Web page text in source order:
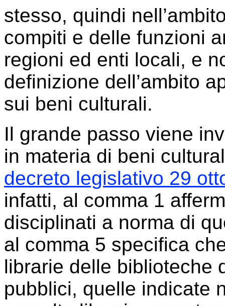
stesso, quindi
compiti e delle funzioni
regioni ed enti locali, e
definizione dell’ambito
sui beni culturali.
Il grande passo viene
in materia di beni
decreto legislativo 29
infatti, al comma 1
disciplinati a norma di
al comma 5 specifica
librarie delle biblioteche
pubblici, quelle indicate